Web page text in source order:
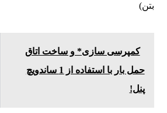
بتن)
کمپرسی سازی* و ساخت اتاق
حمل بار با استفاده از 1 ساندویچ
پنل!